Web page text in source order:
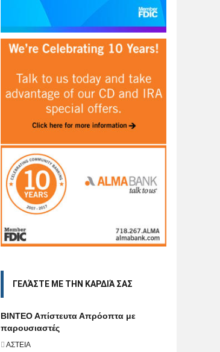
ΓΕΛΆΣΤΕ ΜΕ ΤΗΝ ΚΑΡΔΙΆ ΣΑΣ
BINTEO Aπίστευτα Απρόοπτα με
παρουσιαστές
ΑΣΤΕΙΑ